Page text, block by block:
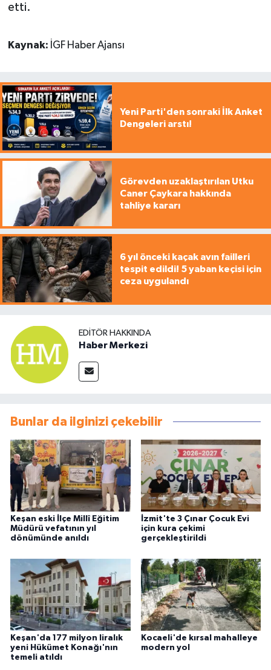
etti.
Kaynak: İGF Haber Ajansı
Yeni Parti'den sonraki İlk Anket
Dengeleri arstı!
Görevden uzaklaştırılan Utku
Caner Çaykara hakkında
tahliye kararı
6 yıl önceki kaçak avın failleri
tespit edildi! 5 yaban keçisi için
ceza uygulandı
EDITÖR HAKKINDA
Haber Merkezi
Bunlar da ilginizi çekebilir
Keşan eski İlçe Millî Eğitim
Müdürü vefatının yıl
dönümünde anıldı
İzmit'te 3 Çınar Çocuk Evi
için kura çekimi
gerçekleştirildi
Keşan'da 177 milyon liralık
yeni Hükümet Konağı'nın
temeli atıldı
Kocaeli'de kırsal mahalleye
modern yol